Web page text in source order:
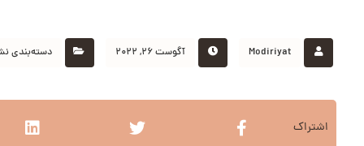
Modiriyat آگوست ۲۶, ۲۰۲۲ دسته‌بندی